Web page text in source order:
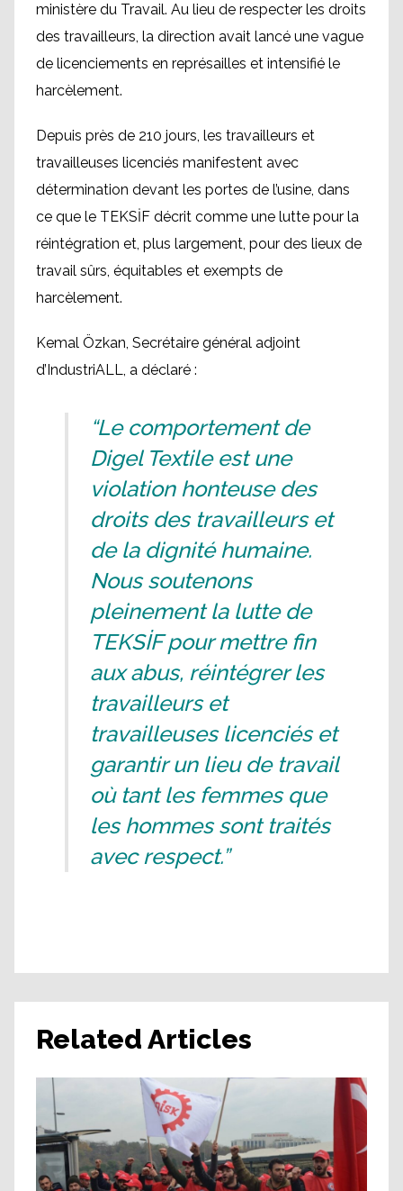
ministère du Travail. Au lieu de respecter les droits
des travailleurs, la direction avait lancé une vague
de licenciements en représailles et intensifié le
harcèlement.
Depuis près de 210 jours, les travailleurs et
travailleuses licenciés manifestent avec
détermination devant les portes de l’usine, dans
ce que le TEKSİF décrit comme une lutte pour la
réintégration et, plus largement, pour des lieux de
travail sûrs, équitables et exempts de
harcèlement.
Kemal Özkan, Secrétaire général adjoint
d’IndustriALL, a déclaré :
“Le comportement de
Digel Textile est une
violation honteuse des
droits des travailleurs et
de la dignité humaine.
Nous soutenons
pleinement la lutte de
TEKSİF pour mettre fin
aux abus, réintégrer les
travailleurs et
travailleuses licenciés et
garantir un lieu de travail
où tant les femmes que
les hommes sont traités
avec respect.”
Related Articles